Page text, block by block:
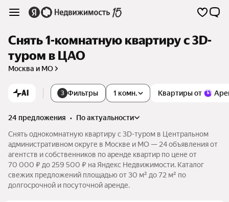
Снять 1-комнатную квартиру c 3D-
туром в ЦАО
Москва и МО
AI 3 Фильтры Квартиры от
1 комн.
24 предложения •
по актуальности
Снять однокомнатную квартиру c 3D-туром в Центральном
административном округе в Москве и МО — 24 объявления от
агентств и собственников по аренде квартир по цене от
70 000 ₽ до 259 500 ₽ на Яндекс Недвижимости. Каталог
свежих предложений площадью от 30 м² до 72 м² по
долгосрочной и посуточной аренде.